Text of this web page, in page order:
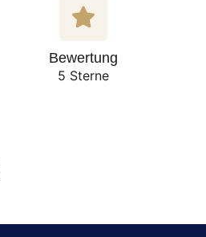
Bewertung
5 Sterne